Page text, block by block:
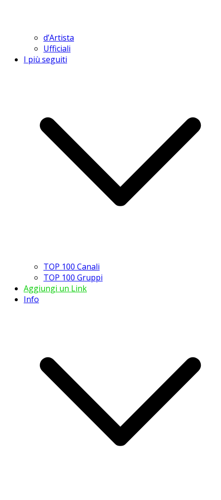
d’Artista
Ufficiali
I più seguiti
TOP 100 Canali
TOP 100 Gruppi
Aggiungi un Link
Info